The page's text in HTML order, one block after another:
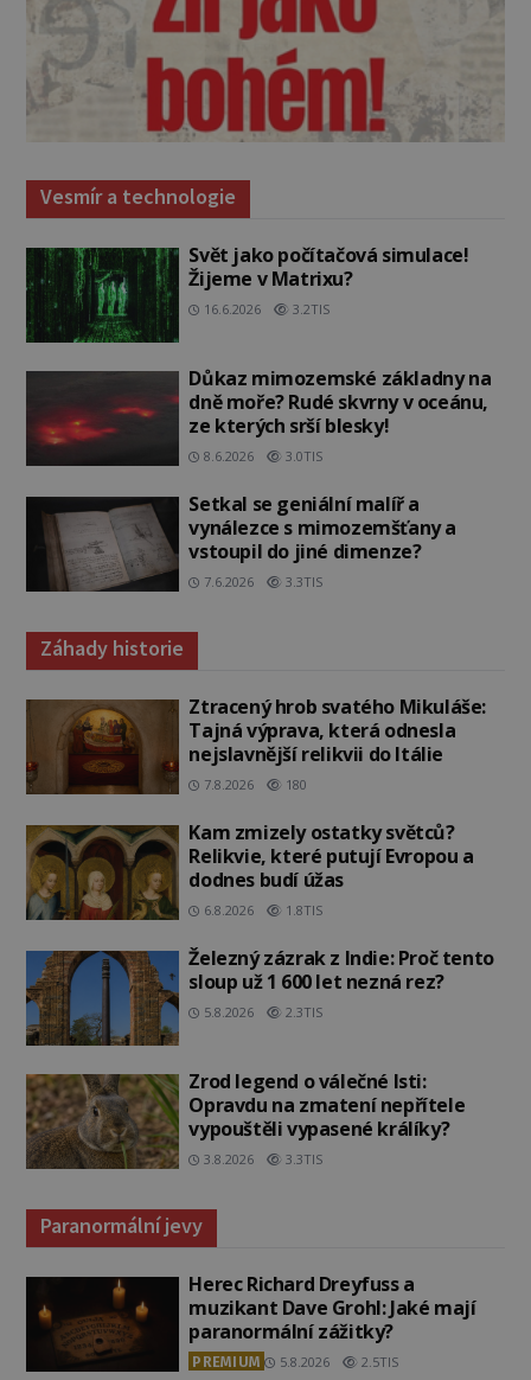
Vesmír a technologie
Svět jako počítačová simulace!
Žijeme v Matrixu?
16.6.2026 3.2TIS
Důkaz mimozemské základny na
dně moře? Rudé skvrny v oceánu,
ze kterých srší blesky!
8.6.2026 3.0TIS
Setkal se geniální malíř a
vynálezce s mimozemšťany a
vstoupil do jiné dimenze?
7.6.2026 3.3TIS
Záhady historie
Ztracený hrob svatého Mikuláše:
Tajná výprava, která odnesla
nejslavnější relikvii do Itálie
7.8.2026 180
Kam zmizely ostatky světců?
Relikvie, které putují Evropou a
dodnes budí úžas
6.8.2026 1.8TIS
Železný zázrak z Indie: Proč tento
sloup už 1 600 let nezná rez?
5.8.2026 2.3TIS
Zrod legend o válečné lsti:
Opravdu na zmatení nepřítele
vypouštěli vypasené králíky?
3.8.2026 3.3TIS
Paranormální jevy
Herec Richard Dreyfuss a
muzikant Dave Grohl: Jaké mají
paranormální zážitky?
PREMIUM 5.8.2026 2.5TIS